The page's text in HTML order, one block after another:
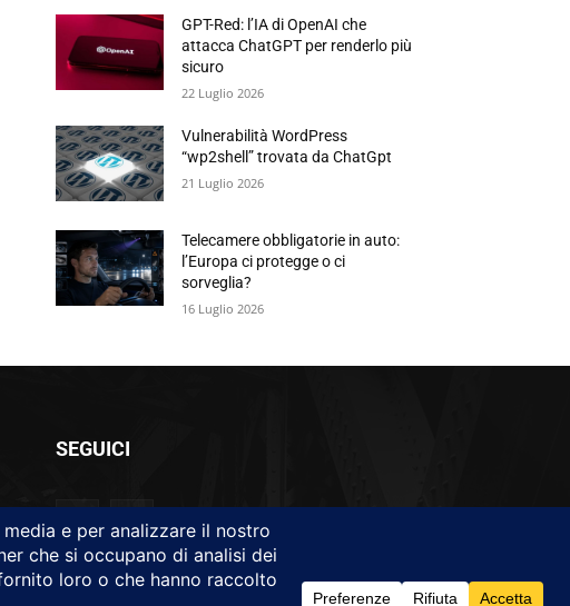
GPT-Red: l’IA di OpenAI che
attacca ChatGPT per renderlo più
sicuro
22 Luglio 2026
Vulnerabilità WordPress
“wp2shell” trovata da ChatGpt
21 Luglio 2026
Telecamere obbligatorie in auto:
l’Europa ci protegge o ci
sorveglia?
16 Luglio 2026
SEGUICI